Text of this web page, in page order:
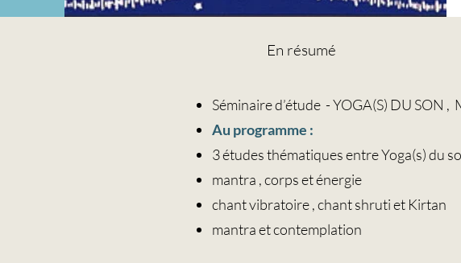
En résumé
Séminaire d’étude - YOGA(S) DU SON
Au programme :
3 études thématiques entre Yoga(s) du
mantra , corps et énergie
chant vibratoire , chant shruti et Kirtan
mantra et contemplation